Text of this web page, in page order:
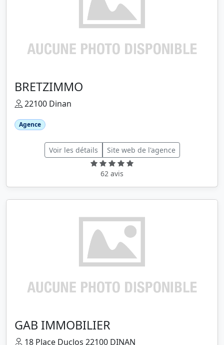
BRETZIMMO
22100 Dinan
Agence
Voir les détails Site web de l'agence
62 avis
GAB IMMOBILIER
18 Place Duclos 22100 DINAN